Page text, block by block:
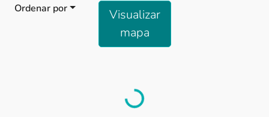
Ordenar por
Visualizar
mapa
Load